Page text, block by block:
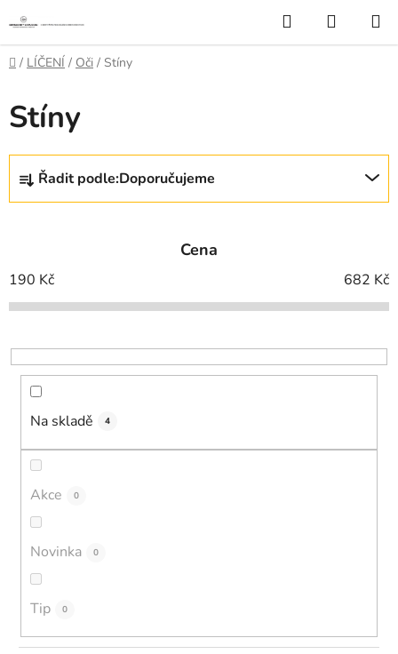
na
obsah
Hledat
KOŠÍK
Domů
/ LÍČENÍ / Oči / Stíny
Stíny
Ř
z
í
p
o
d
Řadit podle:Doporučujeme
Cena
190 Kč 682 Kč
Na skladě 4
Akce 0
Novinka 0
Tip 0